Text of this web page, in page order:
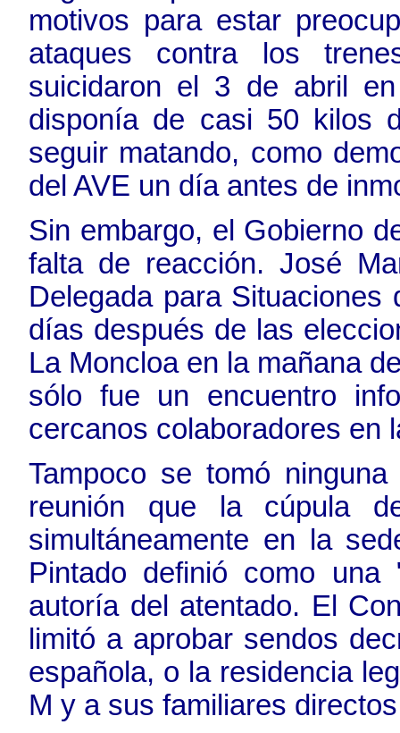
motivos para estar
ataques contra los
suicidaron el 3 de abril
disponía de casi 50 kilos
seguir matando, como
del AVE un día antes de
Sin embargo, el Gobierno
falta de reacción. José
Delegada para
días después de las
La Moncloa en la mañana
sólo fue un encuentro
cercanos colaboradores en
Tampoco se tomó
reunión que la cúpula
simultáneamente en la
Pintado definió como
autoría del atentado. El
limitó a aprobar sendos
española, o la residencia
M y a sus familiares